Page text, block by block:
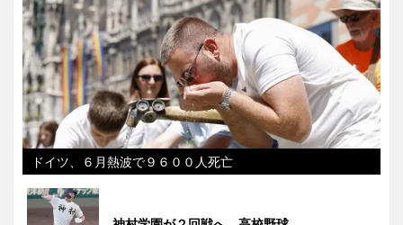
ドイツ、６月熱波で９６００人死亡